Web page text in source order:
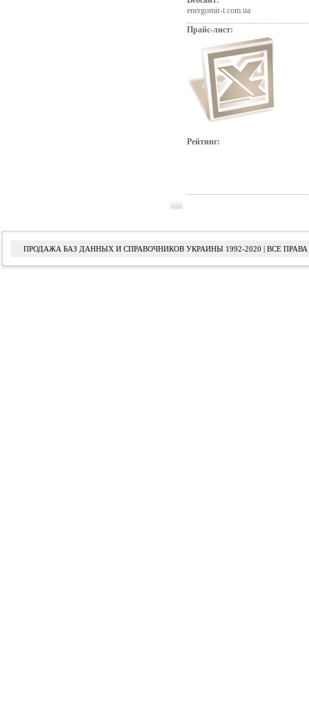
energomir-t.com.ua
Прайс-лист:
Рейтинг:
ПРОДАЖА БАЗ ДАННЫХ И СПРАВОЧНИКОВ УКРАИНЫ 1992-2020 | ВСЕ